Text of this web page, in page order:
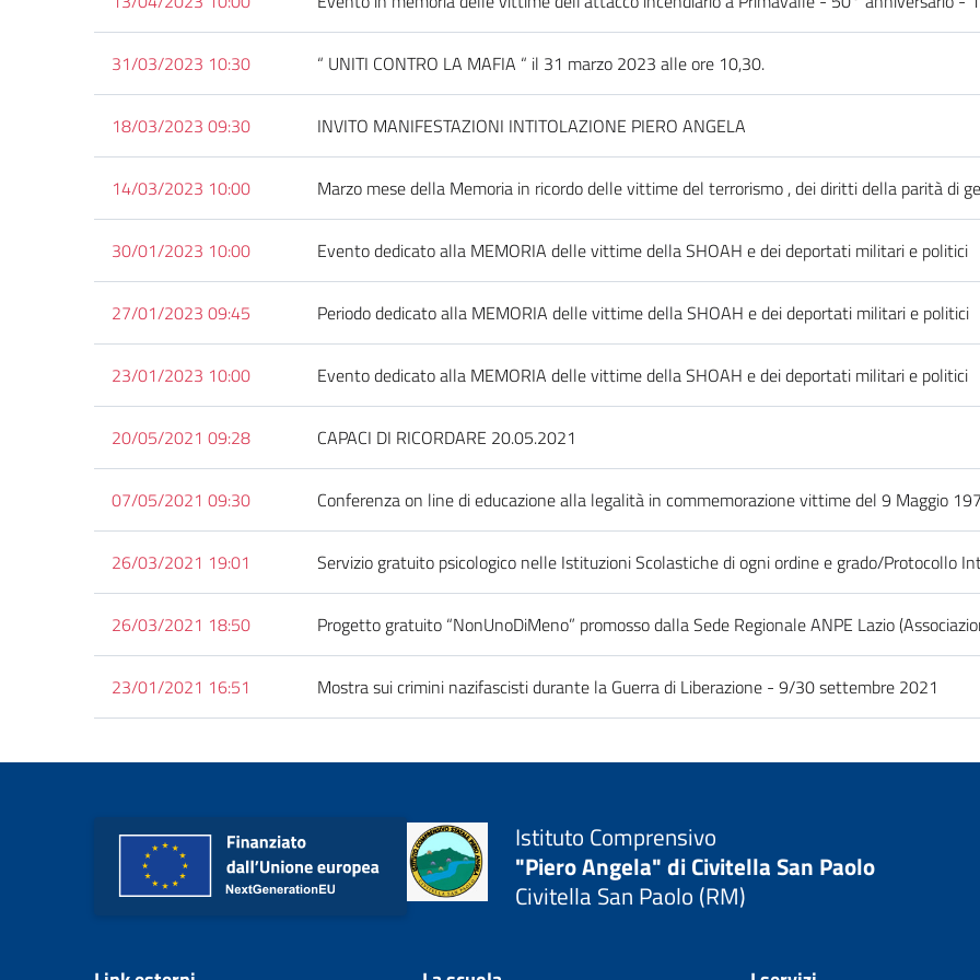
31/03/2023 10:30 “ UNITI CONTRO LA MAFIA “ il 31 marzo 2023 alle ore 10,30.
18/03/2023 09:30 INVITO MANIFESTAZIONI INTITOLAZIONE PIERO ANGELA
14/03/2023 10:00 Marzo mese della Memoria in ricordo delle vittime del terrorismo , dei diritti della parità di
30/01/2023 10:00 Evento dedicato alla MEMORIA delle vittime della SHOAH e dei deportati militari e politici
27/01/2023 09:45 Periodo dedicato alla MEMORIA delle vittime della SHOAH e dei deportati militari e politici
23/01/2023 10:00 Evento dedicato alla MEMORIA delle vittime della SHOAH e dei deportati militari e politici
20/05/2021 09:28 CAPACI DI RICORDARE 20.05.2021
07/05/2021 09:30 Conferenza on line di educazione alla legalità in commemorazione vittime del 9 Maggio
26/03/2021 19:01 Servizio gratuito psicologico nelle Istituzioni Scolastiche di ogni ordine e grado/Protocollo
26/03/2021 18:50 Progetto gratuito “NonUnoDiMeno” promosso dalla Sede Regionale ANPE Lazio
23/01/2021 16:51 Mostra sui crimini nazifascisti durante la Guerra di Liberazione - 9/30 settembre 2021
Istituto Comprensivo
"Piero Angela" di Civitella San Paolo
Civitella San Paolo (RM)